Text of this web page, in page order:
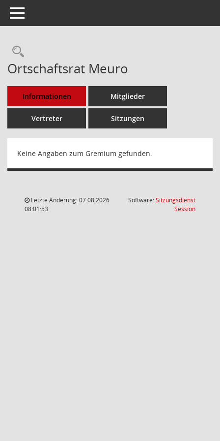
Toggle navigation
Rechercheauswahl
Ortschaftsrat Meuro
Informationen Mitglieder
Vertreter Sitzungen
Keine Angaben zum Gremium gefunden.
Letzte Änderung: 07.08.2026
08:01:53
Software:Sitzungsdienst
Session(Wird in